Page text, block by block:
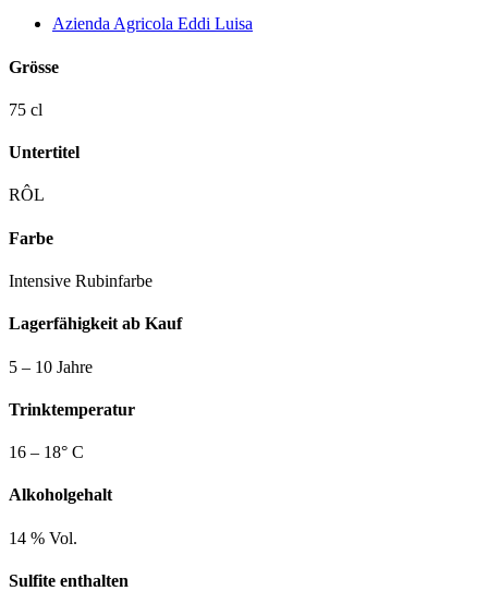
Azienda Agricola Eddi Luisa
Grösse
75 cl
Untertitel
RÔL
Farbe
Intensive Rubinfarbe
Lagerfähigkeit ab Kauf
5 – 10 Jahre
Trinktemperatur
16 – 18° C
Alkoholgehalt
14 % Vol.
Sulfite enthalten